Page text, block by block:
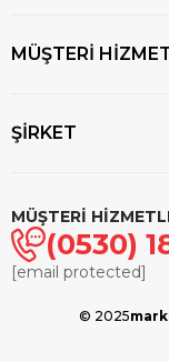
MÜŞTERİ
ŞİRKET
MÜŞTERİ
(0530)
[email protected]
© 2025